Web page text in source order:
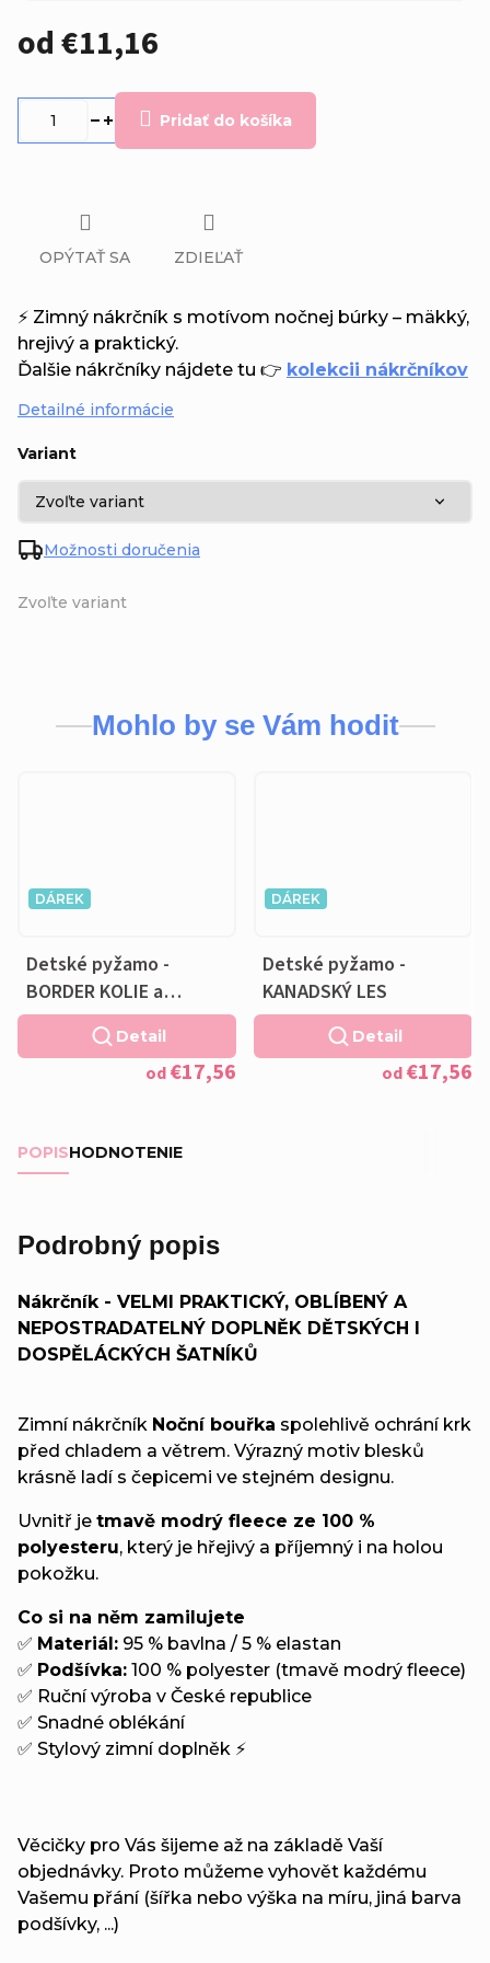
od€11,16
Zvoľte variant
Variant
Možnosti doručenia
Pridať do košíka
⚡ Zimný nákrčník s motívom nočnej búrky – mäkký,
hrejivý a praktický.
Ďalšie nákrčníky nájdete tu 👉 kolekcii nákrčníkov
Detailné informácie
OPÝTAŤ SA ZDIEĽAŤ
Mohlo by se Vám hodit
DÁREK
Detské pyžamo -
BORDER KOLIE a
VANKÚŠIK ZADARMO
od€17,56
Detail
DÁREK
Detské pyžamo -
KANADSKÝ LES
od€17,56
Detail
POPISHODNOTENIE
Podrobný popis
Nákrčník - VELMI PRAKTICKÝ, OBLÍBENÝ A
NEPOSTRADATELNÝ DOPLNĚK DĚTSKÝCH I
DOSPĚLÁCKÝCH ŠATNÍKŮ
Zimní nákrčník Noční bouřka spolehlivě ochrání krk
před chladem a větrem. Výrazný motiv blesků
krásně ladí s čepicemi ve stejném designu.
Uvnitř je tmavě modrý fleece ze 100 %
polyesteru, který je hřejivý a příjemný i na holou
pokožku.
Co si na něm zamilujete
✅ Materiál: 95 % bavlna / 5 % elastan
✅ Podšívka: 100 % polyester (tmavě modrý fleece)
✅ Ruční výroba v České republice
✅ Snadné oblékání
✅ Stylový zimní doplněk ⚡
Věcičky pro Vás šijeme až na základě Vaší
objednávky. Proto můžeme vyhovět každému
Vašemu přání (šířka nebo výška na míru, jiná barva
podšívky, ...)